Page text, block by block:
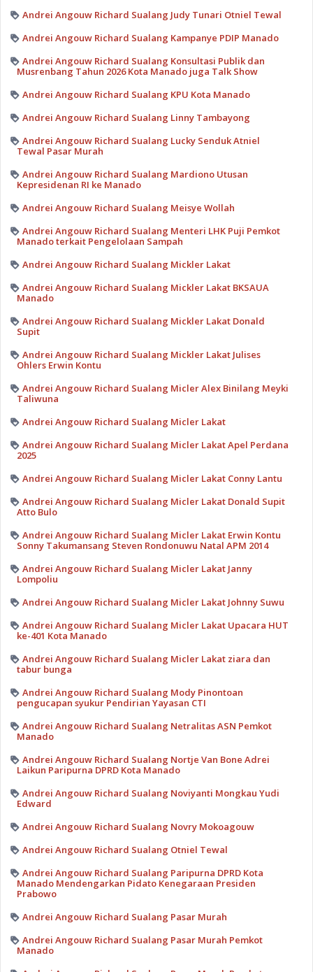
Andrei Angouw Richard Sualang Judy Tunari Otniel Tewal
Andrei Angouw Richard Sualang Kampanye PDIP Manado
Andrei Angouw Richard Sualang Konsultasi Publik dan
Musrenbang Tahun 2026 Kota Manado juga Talk Show
Andrei Angouw Richard Sualang KPU Kota Manado
Andrei Angouw Richard Sualang Linny Tambayong
Andrei Angouw Richard Sualang Lucky Senduk Atniel
Tewal Pasar Murah
Andrei Angouw Richard Sualang Mardiono Utusan
Kepresidenan RI ke Manado
Andrei Angouw Richard Sualang Meisye Wollah
Andrei Angouw Richard Sualang Menteri LHK Puji Pemkot
Manado terkait Pengelolaan Sampah
Andrei Angouw Richard Sualang Mickler Lakat
Andrei Angouw Richard Sualang Mickler Lakat BKSAUA
Manado
Andrei Angouw Richard Sualang Mickler Lakat Donald
Supit
Andrei Angouw Richard Sualang Mickler Lakat Julises
Ohlers Erwin Kontu
Andrei Angouw Richard Sualang Micler Alex Binilang Meyki
Taliwuna
Andrei Angouw Richard Sualang Micler Lakat
Andrei Angouw Richard Sualang Micler Lakat Apel Perdana
2025
Andrei Angouw Richard Sualang Micler Lakat Conny Lantu
Andrei Angouw Richard Sualang Micler Lakat Donald Supit
Atto Bulo
Andrei Angouw Richard Sualang Micler Lakat Erwin Kontu
Sonny Takumansang Steven Rondonuwu Natal APM 2014
Andrei Angouw Richard Sualang Micler Lakat Janny
Lompoliu
Andrei Angouw Richard Sualang Micler Lakat Johnny Suwu
Andrei Angouw Richard Sualang Micler Lakat Upacara HUT
ke-401 Kota Manado
Andrei Angouw Richard Sualang Micler Lakat ziara dan
tabur bunga
Andrei Angouw Richard Sualang Mody Pinontoan
pengucapan syukur Pendirian Yayasan CTI
Andrei Angouw Richard Sualang Netralitas ASN Pemkot
Manado
Andrei Angouw Richard Sualang Nortje Van Bone Adrei
Laikun Paripurna DPRD Kota Manado
Andrei Angouw Richard Sualang Noviyanti Mongkau Yudi
Edward
Andrei Angouw Richard Sualang Novry Mokoagouw
Andrei Angouw Richard Sualang Otniel Tewal
Andrei Angouw Richard Sualang Paripurna DPRD Kota
Manado Mendengarkan Pidato Kenegaraan Presiden
Prabowo
Andrei Angouw Richard Sualang Pasar Murah
Andrei Angouw Richard Sualang Pasar Murah Pemkot
Manado